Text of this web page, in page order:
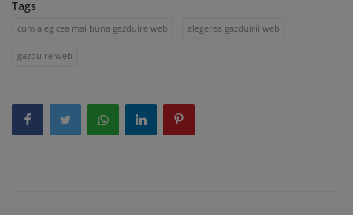
Tags
cum aleg cea mai buna gazduire web alegerea gazduirii web
gazduire web